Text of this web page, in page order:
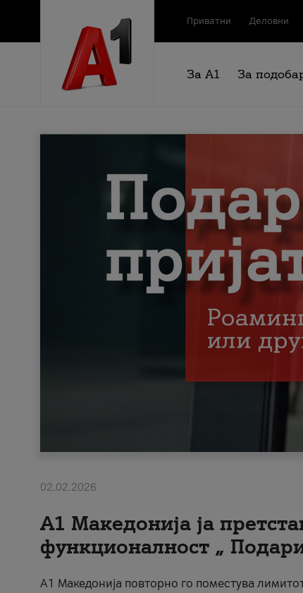
Приватни Деловни
За А1 За
02.02.2026
А1 Македонија ја
функционалност „
А1 Македонија повторно го поместува